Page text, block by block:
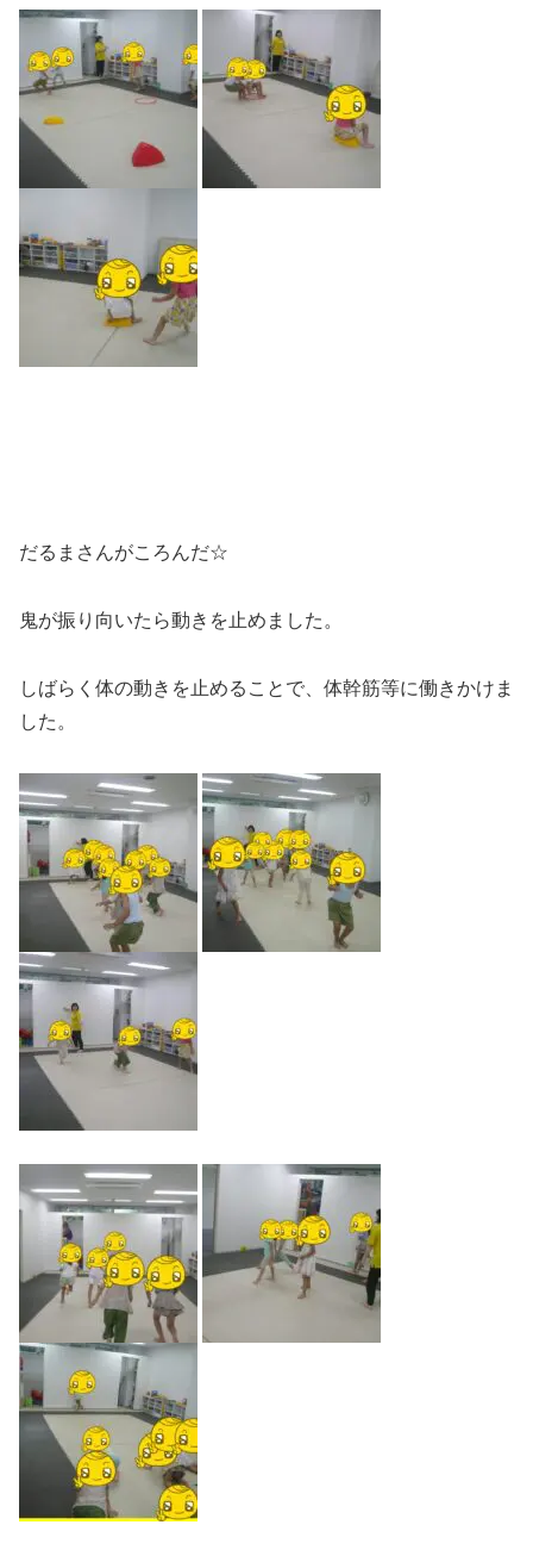
だるまさんがころんだ☆
鬼が振り向いたら動きを止めました。
しばらく体の動きを止めることで、体幹筋等に働きかけま
した。